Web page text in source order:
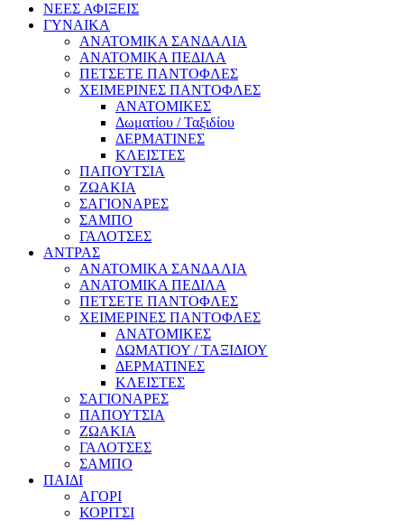
ΝΕΕΣ ΑΦΙΞΕΙΣ
ΓΥΝΑΙΚΑ
ΑΝΑΤΟΜΙΚΑ ΣΑΝΔΑΛΙΑ
ΑΝΑΤΟΜΙΚΑ ΠΕΔΙΛΑ
ΠΕΤΣΕΤΕ ΠΑΝΤΟΦΛΕΣ
ΧΕΙΜΕΡΙΝΕΣ ΠΑΝΤΟΦΛΕΣ
ΑΝΑΤΟΜΙΚΕΣ
Δωματίου / Ταξιδίου
ΔΕΡΜΑΤΙΝΕΣ
ΚΛΕΙΣΤΕΣ
ΠΑΠΟΥΤΣΙΑ
ΖΩΑΚΙΑ
ΣΑΓΙΟΝΑΡΕΣ
ΣΑΜΠΟ
ΓΑΛΟΤΣΕΣ
ΑΝΤΡΑΣ
ΑΝΑΤΟΜΙΚΑ ΣΑΝΔΑΛΙΑ
ΑΝΑΤΟΜΙΚΑ ΠΕΔΙΛΑ
ΠΕΤΣΕΤΕ ΠΑΝΤΟΦΛΕΣ
ΧΕΙΜΕΡΙΝΕΣ ΠΑΝΤΟΦΛΕΣ
ΑΝΑΤΟΜΙΚΕΣ
ΔΩΜΑΤΙΟΥ / ΤΑΞΙΔΙΟΥ
ΔΕΡΜΑΤΙΝΕΣ
ΚΛΕΙΣΤΕΣ
ΣΑΓΙΟΝΑΡΕΣ
ΠΑΠΟΥΤΣΙΑ
ΖΩΑΚΙΑ
ΓΑΛΟΤΣΕΣ
ΣΑΜΠΟ
ΠΑΙΔΙ
ΑΓΟΡΙ
ΚΟΡΙΤΣΙ